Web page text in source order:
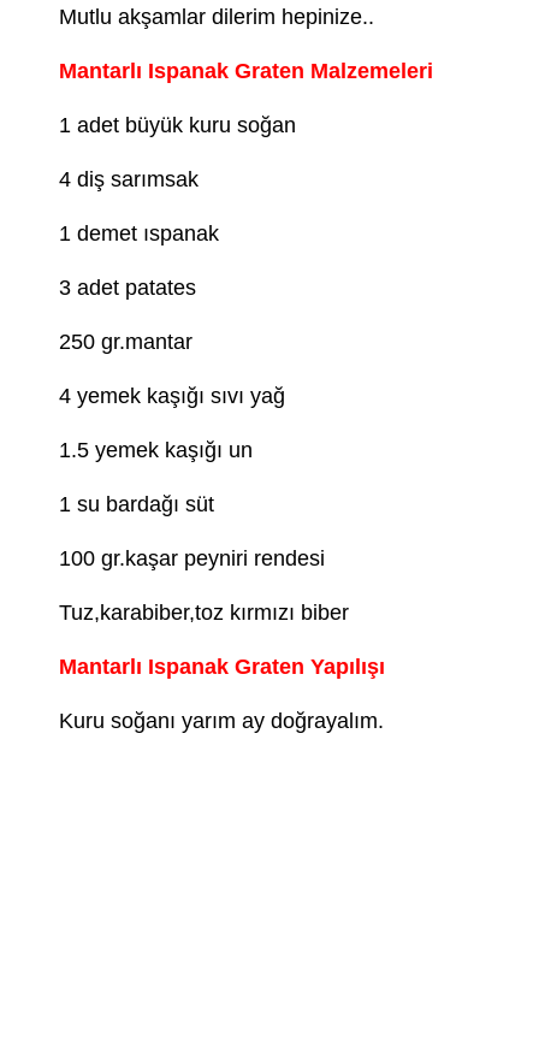
Mutlu akşamlar dilerim hepinize..
Mantarlı Ispanak Graten Malzemeleri
1 adet büyük kuru soğan
4 diş sarımsak
1 demet ıspanak
3 adet patates
250 gr.mantar
4 yemek kaşığı sıvı yağ
1.5 yemek kaşığı un
1 su bardağı süt
100 gr.kaşar peyniri rendesi
Tuz,karabiber,toz kırmızı biber
Mantarlı Ispanak Graten Yapılışı
Kuru soğanı yarım ay doğrayalım.